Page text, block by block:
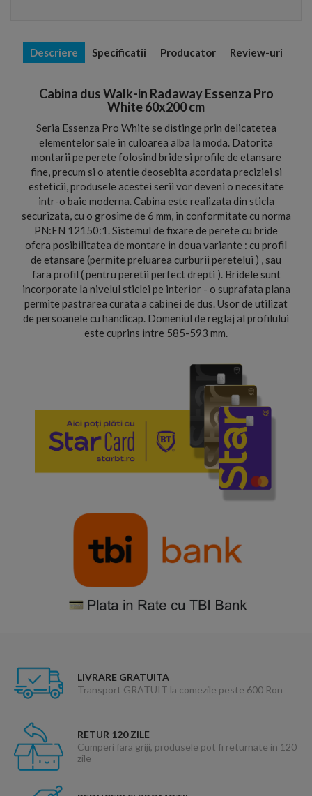
Descriere Specificatii Producator Review-uri
Cabina dus Walk-in Radaway Essenza Pro
White 60x200 cm
Seria Essenza Pro White se distinge prin delicatetea
elementelor sale in culoarea alba la moda. Datorita
montarii pe perete folosind bride si profile de etansare
fine, precum si o atentie deosebita acordata preciziei si
esteticii, produsele acestei serii vor deveni o necesitate
intr-o baie moderna. Cabina este realizata din sticla
securizata, cu o grosime de 6 mm, in conformitate cu norma
PN:EN 12150:1. Sistemul de fixare de perete cu bride
ofera posibilitatea de montare in doua variante : cu profil
de etansare (permite preluarea curburii peretelui ) , sau
fara profil ( pentru peretii perfect drepti ). Bridele sunt
incorporate la nivelul sticlei pe interior - o suprafata plana
permite pastrarea curata a cabinei de dus. Usor de utilizat
de persoanele cu handicap. Domeniul de reglaj al profilului
este cuprins intre 585-593 mm.
LIVRARE GRATUITA
Transport GRATUIT la comezile peste 600 Ron
RETUR 120 ZILE
Cumperi fara griji, produsele pot fi returnate in 120
zile